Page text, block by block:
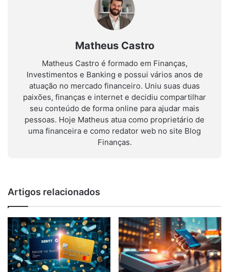
Matheus Castro
Matheus Castro é formado em Finanças,
Investimentos e Banking e possui vários anos de
atuação no mercado financeiro. Uniu suas duas
paixões, finanças e internet e decidiu compartilhar
seu conteúdo de forma online para ajudar mais
pessoas. Hoje Matheus atua como proprietário de
uma financeira e como redator web no site Blog
Finanças.
Artigos relacionados